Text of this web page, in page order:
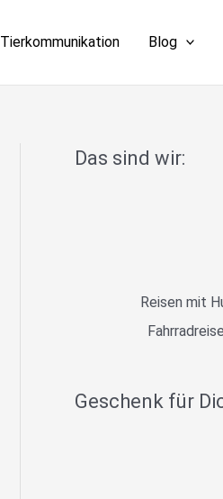
Tierkommunikation Blog
Das sind wir:
Reisen mit
Geschenk für